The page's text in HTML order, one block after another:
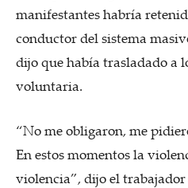
manifestantes habría
conductor del sistema
dijo que había trasladado a
voluntaria.
“No me obligaron, me
En estos momentos la
violencia”, dijo el